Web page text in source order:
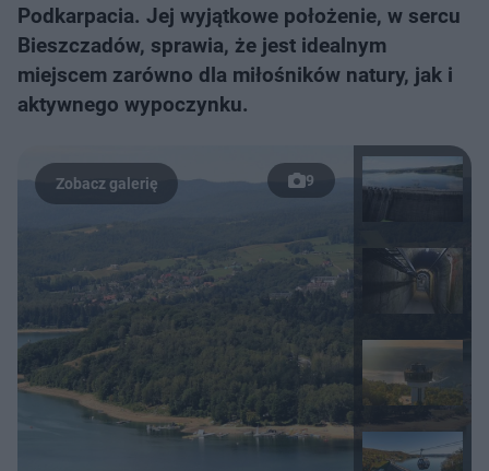
Podkarpacia. Jej wyjątkowe położenie, w sercu
Bieszczadów, sprawia, że jest idealnym
miejscem zarówno dla miłośników natury, jak i
aktywnego wypoczynku.
9